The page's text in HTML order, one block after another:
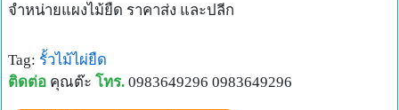
จำหน่ายแผงไม้ยืด ราคาส่ง และปลีก
Tag: รั้วไม้ไผ่ยืด
ติดต่อ คุณต๊ะ โทร. 0983649296 0983649296